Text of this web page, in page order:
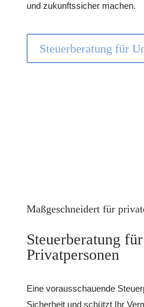
und zukunftssicher machen.
Steuerberatung für
Maßgeschneidert für
Steuerberatung für
Privatpersonen
Eine vorausschauende
Sicherheit und schützt Ihr